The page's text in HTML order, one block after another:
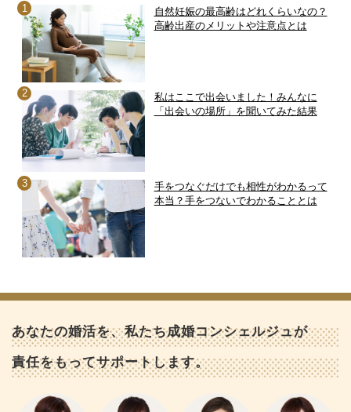
自然妊娠の最高齢はどれくらいなの？
高齢出産のメリットや注意点とは
私はここで出会いました！みんなに
「出会いの場所」を聞いてみた結果
手をつなぐだけでも相性がわかるって
本当？手をつないでわかることとは
あなたの婚活を、私たち成婚コンシェルジュが
責任をもってサポートします。